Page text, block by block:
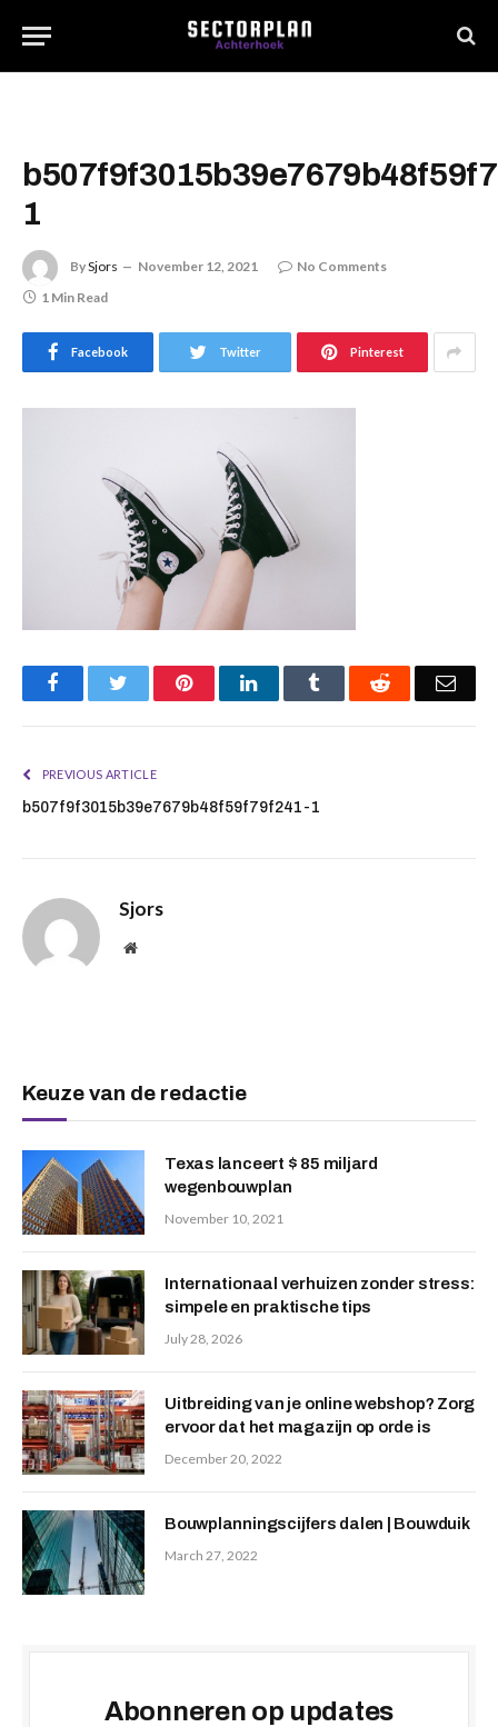
1
BySjors November 12, 2021
No Comments
1 Min Read
Facebook Twitter Pinterest
FacebookTwitter PinterestLinkedIn Tumblr Reddit
PREVIOUS ARTICLE
b507f9f3015b39e7679b48f59f79f241-1
Sjors
Website
Keuze van de redactie
Texas lanceert $ 85 miljard
wegenbouwplan
November 10, 2021
Internationaal verhuizen zonder stress:
simpele en praktische tips
July 28, 2026
Uitbreiding van je online webshop? Zorg
ervoor dat het magazijn op orde is
December 20, 2022
Bouwplanningscijfers dalen | Bouwduik
March 27, 2022
Abonneren op updates